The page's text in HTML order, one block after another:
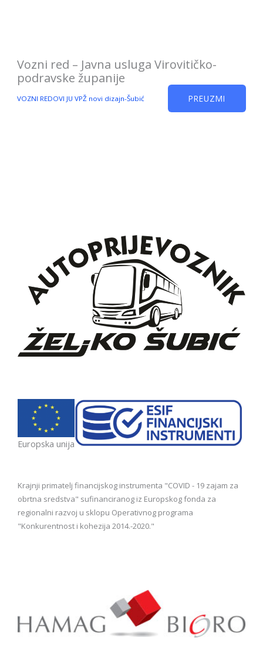
Vozni red – Javna usluga Virovitičko-
podravske županije
VOZNI REDOVI JU VPŽ novi dizajn-Šubić PREUZMI
Europska unija
Krajnji primatelj financijskog instrumenta "COVID - 19 zajam za
obrtna sredstva" sufinanciranog iz Europskog fonda za
regionalni razvoj u sklopu Operativnog programa
"Konkurentnost i kohezija 2014.-2020."